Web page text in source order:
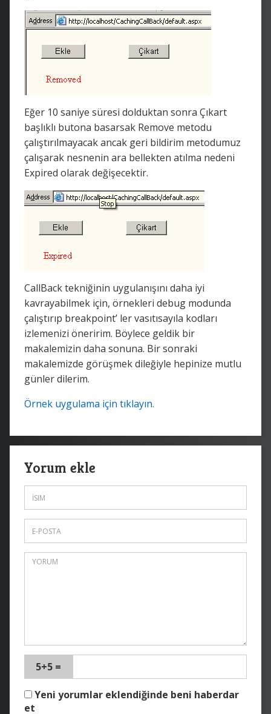
Eğer 10 saniye süresi dolduktan sonra Çıkart
başlıklı butona basarsak Remove metodu
çalıştırılmayacak ancak geri bildirim metodumuz
çalışarak nesnenin ara bellekten atılma nedeni
Expired olarak değişecektir.
CallBack tekniğinin uygulanışını daha iyi
kavrayabilmek için, örnekleri debug modunda
çalıştırıp breakpoint’ ler vasıtısayıla kodları
izlemenizi öneririm. Böylece geldik bir
makalemizin daha sonuna. Bir sonraki
makalemizde görüşmek dileğiyle hepinize mutlu
günler dilerim.
Örnek uygulama için tıklayın.
Yorum ekle
5+5 =
Yeni yorumlar eklendiğinde beni haberdar
et